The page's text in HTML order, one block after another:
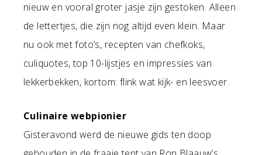
nieuw en vooral groter jasje zijn gestoken. Alleen
de lettertjes, die zijn nog altijd even klein. Maar
nu ook met foto’s, recepten van chefkoks,
culiquotes, top 10-lijstjes en impressies van
lekkerbekken, kortom: flink wat kijk- en leesvoer.
Culinaire webpionier
Gisteravond werd de nieuwe gids ten doop